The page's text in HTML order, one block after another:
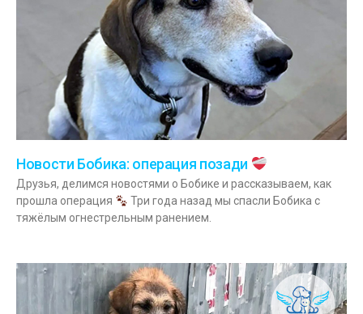
Новости Бобика: операция позади
Друзья, делимся новостями о Бобике и рассказываем, как
прошла операция
Три года назад мы спасли Бобика с
тяжёлым огнестрельным ранением.